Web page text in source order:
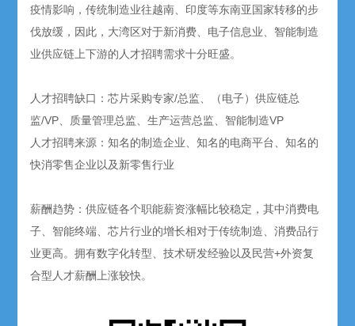
疫情影响，传统制造业往越南、印度等东南亚国家转移的步
伐放缓，因此，大湾区对于新消费、电子信息业、智能制造
业供应链上下游的人才招聘需求十分旺盛。
人才招聘缺口：芯片采购专家/总监、（电子）供应链总
监/VP、质量管理总监、生产运营总监、智能制造VP
人才招聘来源：知名的制造企业、知名的电商平台、知名的
快消零售企业以及新零售行业
薪酬趋势：供应链各个职能薪资涨幅比较稳定，其中消费电
子、智能终端、芯片行业的增长相对于传统制造、消费品行
业更高。拥有数字化转型、技术研发经验以及民营+外资复
合型人才薪酬上涨较快。